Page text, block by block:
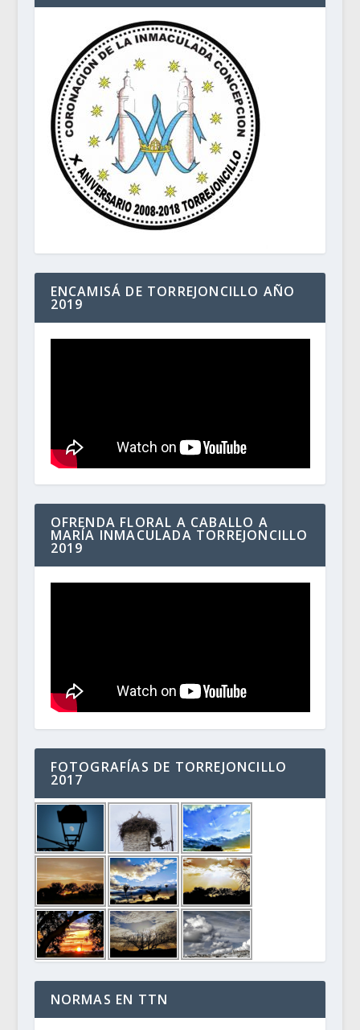
ENCAMISÁ DE TORREJONCILLO AÑO
2019
OFRENDA FLORAL A CABALLO A
MARÍA INMACULADA TORREJONCILLO
2019
FOTOGRAFÍAS DE TORREJONCILLO
2017
NORMAS EN TTN